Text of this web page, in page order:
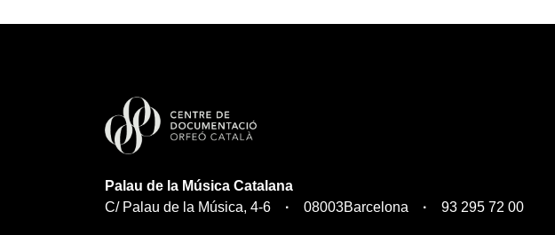
Palau de la Música Catalana
C/ Palau de la Música, 4-6
08003Barcelona 93 295 72 00